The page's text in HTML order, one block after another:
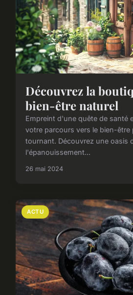
Découvrez la
bien-être naturel
Empreint d'une quête de santé
votre parcours vers le bien-être
tournant. Découvrez une oasis
l'épanouissement...
26 mai 2024
ACTU